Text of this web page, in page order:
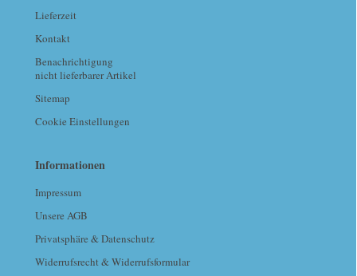
Lieferzeit
Kontakt
Benachrichtigung
nicht lieferbarer Artikel
Sitemap
Cookie Einstellungen
Informationen
Impressum
Unsere AGB
Privatsphäre & Datenschutz
Widerrufsrecht & Widerrufsformular